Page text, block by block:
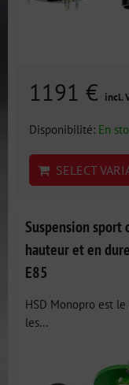
1191 € incl.
Disponibilité: En
SELECT
Suspension sport
hauteur et en
E85
HSD Monopro est
les...